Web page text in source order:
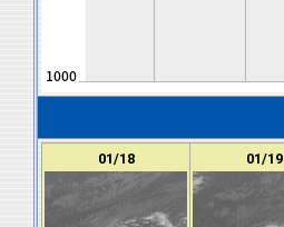
01/18 01/19